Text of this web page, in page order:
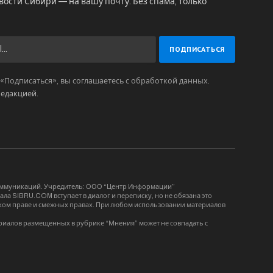
вы соглашаетесь с обработкой данных.
Учредитель: ООО “Центр Информации”
SIBRU.COM вступает в диалог и переписку, но не обязана это
праве и смежных правах. При любом использовании материалов
размещенных в рубрике “Мнения” может не совпадать с